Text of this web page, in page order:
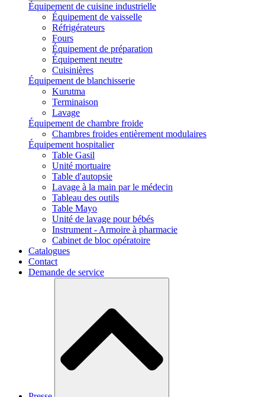
Équipement de cuisine industrielle
Équipement de vaisselle
Réfrigérateurs
Fours
Équipement de préparation
Équipement neutre
Cuisinières
Équipement de blanchisserie
Kurutma
Terminaison
Lavage
Équipement de chambre froide
Chambres froides entièrement modulaires
Équipement hospitalier
Table Gasil
Unité mortuaire
Table d'autopsie
Lavage à la main par le médecin
Tableau des outils
Table Mayo
Unité de lavage pour bébés
Instrument - Armoire à pharmacie
Cabinet de bloc opératoire
Catalogues
Contact
Demande de service